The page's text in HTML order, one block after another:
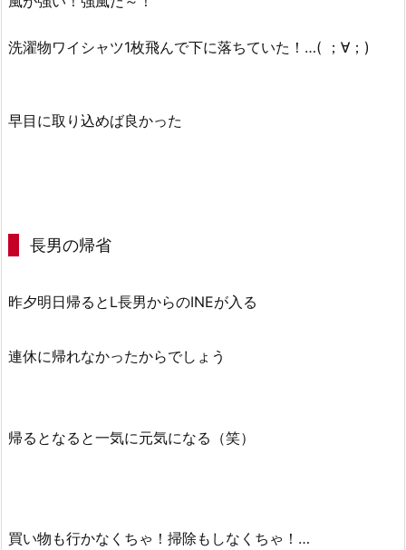
洗濯物ワイシャツ1枚飛んで下に落ちていた！…( ；∀；)
早目に取り込めば良かった
長男の帰省
昨夕明日帰るとL長男からのINEが入る
連休に帰れなかったからでしょう
帰るとなると一気に元気になる（笑）
買い物も行かなくちゃ！掃除もしなくちゃ！…